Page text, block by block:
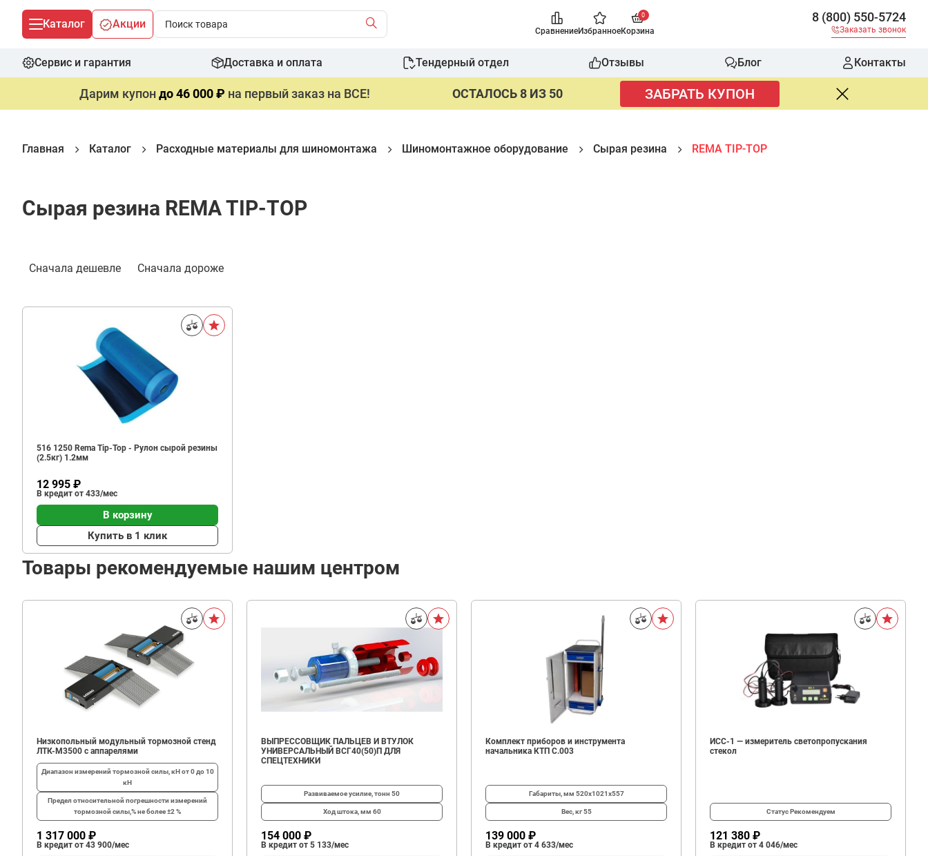
Каталог Акции
СравнениеИзбранное
0
Корзина
8 (800) 550-5724
Заказать звонок
Сервис и гарантия Доставка и оплата Тендерный отдел Отзывы Блог Контакты
Дарим купондо 46 000 ₽ на первый заказ на ВСЕ! ОСТАЛОСЬ 8 ИЗ 50 ЗАБРАТЬ КУПОН
Главная Каталог Расходные материалы для шиномонтажа Шиномонтажное оборудование Сырая резина REMA TIP-TOP
Сырая резина REMA TIP-TOP
Сначала дешевле Сначала дороже
Фильтр
516 1250 Rema Tip-Top - Рулон сырой резины
(2.5кг) 1.2мм
12 995 ₽
В кредит от 433/мес
В корзину
Купить в 1 клик
Товары рекомендуемые нашим центром
Низкопольный модульный тормозной стенд
ЛТК-М3500 с аппарелями
Диапазон измерений тормозной силы, кНот 0 до 10
кН
Предел относительной погрешности измерений
тормозной силы,%не более ±2 %
1 317 000 ₽
В кредит от 43 900/мес
ВЫПРЕССОВЩИК ПАЛЬЦЕВ И ВТУЛОК
УНИВЕРСАЛЬНЫЙ ВСГ40(50)П ДЛЯ
СПЕЦТЕХНИКИ
Развиваемое усилие, тонн 50
Ход штока, мм 60
154 000 ₽
В кредит от 5 133/мес
Комплект приборов и инструмента
начальника КТП C.003
Габариты, мм 520х1021х557
Вес, кг55
139 000 ₽
В кредит от 4 633/мес
ИСС-1 — измеритель светопропускания
стекол
СтатусРекомендуем
121 380 ₽
В кредит от 4 046/мес